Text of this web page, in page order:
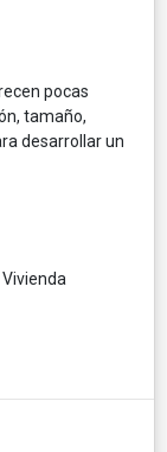
pocas
tamaño,
desarrollar un